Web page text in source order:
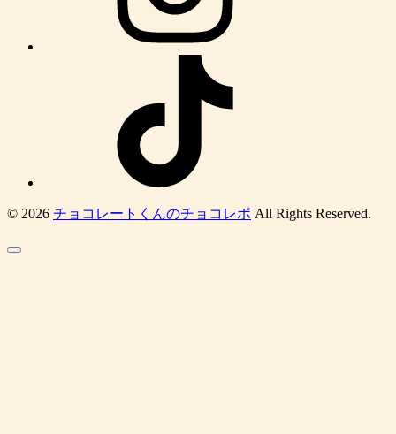
© 2026 チョコレートくんのチョコレポ All Rights Reserved.